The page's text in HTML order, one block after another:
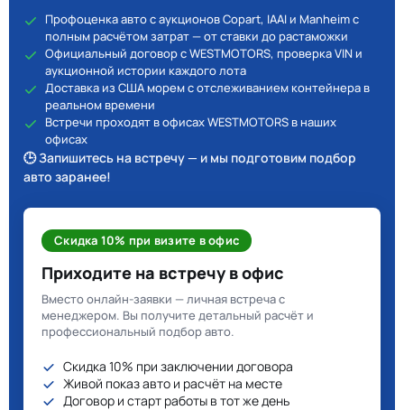
Профоценка авто с аукционов Copart, IAAI и Manheim с
полным расчётом затрат — от ставки до растаможки
Официальный договор с WESTMOTORS, проверка VIN и
аукционной истории каждого лота
Доставка из США морем с отслеживанием контейнера в
реальном времени
Встречи проходят в офисах WESTMOTORS в наших
офисах
🕒 Запишитесь на встречу — и мы подготовим подбор
авто заранее!
Скидка 10% при визите в офис
Приходите на встречу в офис
Вместо онлайн-заявки — личная встреча с
менеджером. Вы получите детальный расчёт и
профессиональный подбор авто.
Скидка 10% при заключении договора
Живой показ авто и расчёт на месте
Договор и старт работы в тот же день